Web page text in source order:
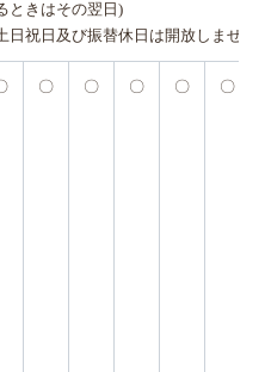
ときはその翌日)
日祝日及び振替休日は開放しません
〇 〇 〇 〇 〇